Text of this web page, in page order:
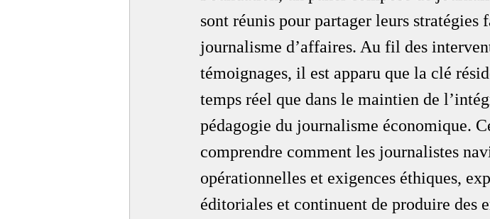
sont réunis pour partager leurs stratégies
journalisme d’affaires. Au fil des
témoignages, il est apparu que la clé
temps réel que dans le maintien de
pédagogie du journalisme économique.
comprendre comment les journalistes
opérationnelles et exigences éthiques,
éditoriales et continuent de produire des